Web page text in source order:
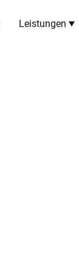
Leistungen